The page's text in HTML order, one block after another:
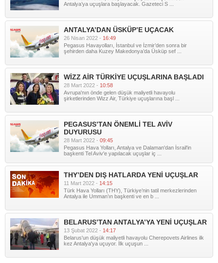
Antalya’ya uçuşlara başlayacak. Gazeteci S ...
ANTALYA’DAN ÜSKÜP’E UÇACAK
26 Nisan 2022 - 16:49
Pegasus Havayolları, İstanbul ve İzmir’den sonra bir
şehirden daha Kuzey Makedonya’da Üsküp sef ...
WİZZ AİR TÜRKİYE UÇUŞLARINA BAŞLADI
28 Mart 2022 - 10:58
Avrupa'nın önde gelen düşük maliyetli havayolu
şirketlerinden Wizz Air, Türkiye uçuşlarına başl ...
PEGASUS’TAN ÖNEMLİ TEL AVİV
DUYURUSU
28 Mart 2022 - 09:45
Pegasus Hava Yolları, Antalya ve Dalaman'dan İsrail'in
başkenti Tel Aviv'e yapılacak uçuşlar iç ...
THY’DEN DIŞ HATLARDA YENİ UÇUŞLAR
11 Mart 2022 - 14:15
Türk Hava Yolları (THY), Türkiye’nin tatil merkezlerinden
Antalya ile Umman’ın başkenti ve en b ...
BELARUS’TAN ANTALYA’YA YENİ UÇUŞLAR
13 Şubat 2022 - 14:17
Belarus'un düşük maliyetli havayolu Cherepovets Airlines ilk
kez Antalya'ya uçuyor. İlk uçuşun ...